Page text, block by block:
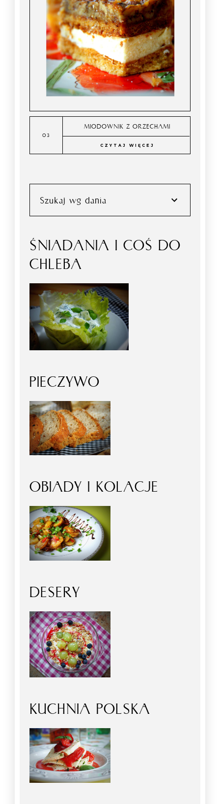
MIODOWNIK Z ORZECHAMI
CZYTAJ WIĘCEJ
Szukaj wg dania
ŚNIADANIA I COŚ DO
CHLEBA
PIECZYWO
OBIADY I KOLACJE
DESERY
KUCHNIA POLSKA